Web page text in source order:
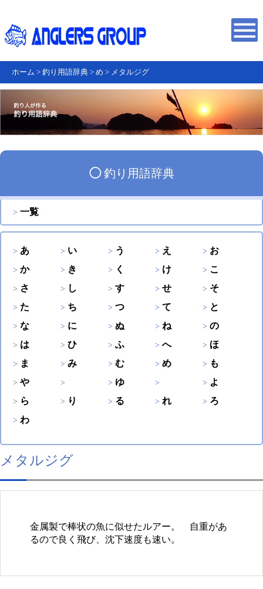
ホーム > 釣り用語辞典 > め > メタルジグ
◯釣り用語辞典
一覧
あ い う え
お
か
き く け
こ
さ
し す せ
そ
た
ち つ て
と
な
に ぬ ね
の
は
ひ ふ へ
ほ
ま
み む め
も
や
ゆ
よ
ら
り る れ
ろ
わ
メタルジグ
金属製で棒状の魚に似せたルアー。 自重があ
るので良く飛び、沈下速度も速い。